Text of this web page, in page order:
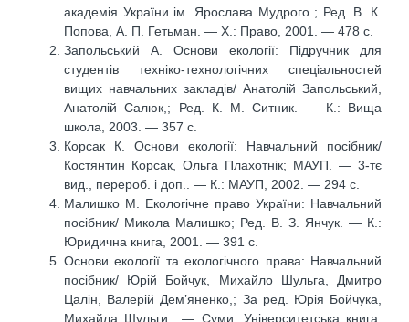
академія України ім. Ярослава Мудрого ; Ред. В. К.
Попова, А. П. Гетьман. — Х.: Право, 2001. — 478 с.
Запольський А. Основи екології: Підручник для
студентів техніко-технологічних спеціальностей
вищих навчальних закладів/ Анатолій Запольський,
Анатолій Салюк,; Ред. К. М. Ситник. — К.: Вища
школа, 2003. — 357 с.
Корсак К. Основи екології: Навчальний посібник/
Костянтин Корсак, Ольга Плахотнік; МАУП. — 3-тє
вид., перероб. і доп.. — К.: МАУП, 2002. — 294 с.
Малишко М. Екологічне право України: Навчальний
посібник/ Микола Малишко; Ред. В. З. Янчук. — К.:
Юридична книга, 2001. — 391 с.
Основи екології та екологічного права: Навчальний
посібник/ Юрій Бойчук, Михайло Шульга, Дмитро
Цалін, Валерій Дем’яненко,; За ред. Юрія Бойчука,
Михайла Шульги,. — Суми: Університетська книга,